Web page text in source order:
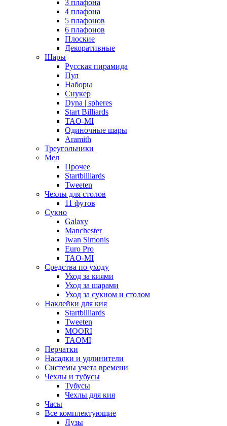
3 плафона
4 плафона
5 плафонов
6 плафонов
Плоские
Декоративные
Шары
Русская пирамида
Пул
Наборы
Снукер
Dyna | spheres
Start Billiards
TAO-MI
Одиночные шары
Aramith
Треугольники
Мел
Прочее
Startbilliards
Tweeten
Чехлы для столов
11 футов
Сукно
Galaxy
Manchester
Iwan Simonis
Euro Pro
TAO-MI
Средства по уходу
Уход за киями
Уход за шарами
Уход за сукном и столом
Наклейки для кия
Startbilliards
Tweeten
MOORI
TAOMI
Перчатки
Насадки и удлинители
Системы учета времени
Чехлы и тубусы
Тубусы
Чехлы для кия
Часы
Все комплектующие
Лузы